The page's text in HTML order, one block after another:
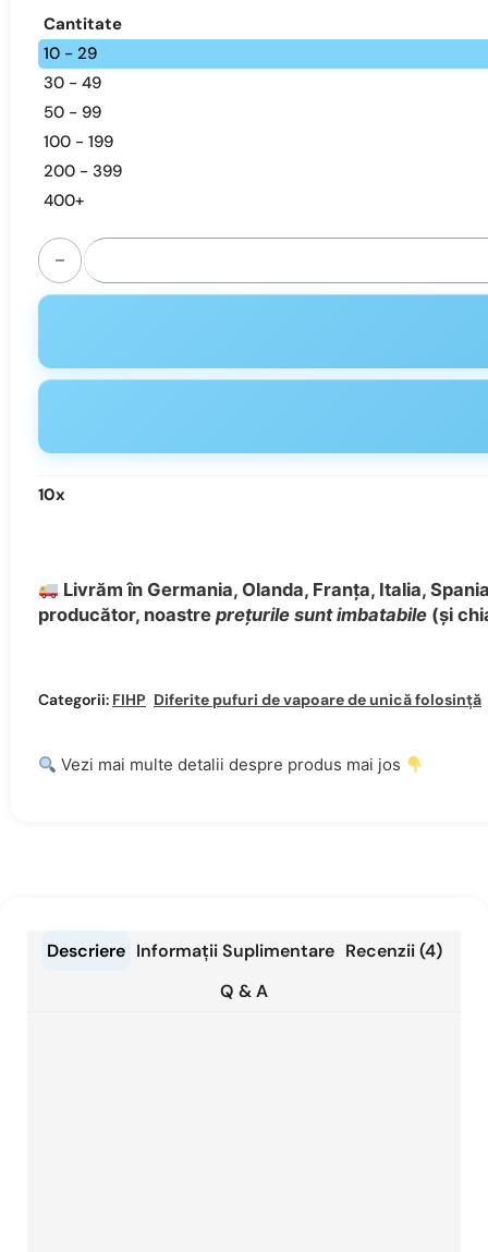
Cantitate
10 - 29
30 - 49
50 - 99
100 - 199
200 - 399
400+
Cantitate FIHP 12000 Puffs Disposable Vape -
10x
Livrăm în Germania, Olanda, Franța, Italia,
producător, noastre prețurile sunt imbatabile (și
Categorii: FIHP Diferite pufuri de vapoare de unică folosință
Vezi mai multe detalii despre produs mai jos
Descriere Informații Suplimentare Recenzii (4)
Q & A